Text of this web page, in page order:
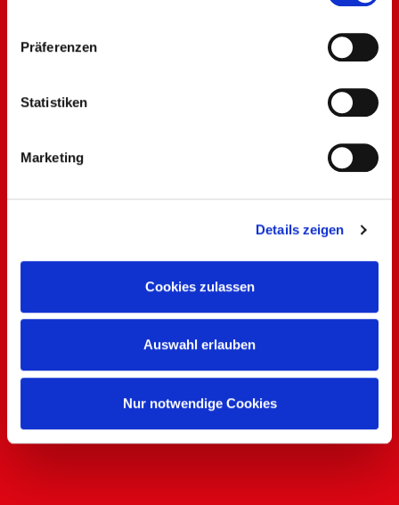
zu Ihrer Verwendung unserer Website an unsere Partner
Cookie-Richtlinie näher beschrieben sind. Unsere Partner
Verantwortung mit weiteren Daten zusammen, die Sie
anderweitig bereitgestellt haben oder durch die Partner
gesammelt werden. Der Umfang Ihrer Einwilligung richtet
sich nach Ihrer Auswahl der Kategorien des
Richtlinie
aufrufen. Sie können Ihre Einwilligung jederzeit
widerrufen, ohne dass hiervon die Zulässigkeit der
vorherigen Datenverarbeitung berührt wird.
Präferenzen
Statistiken
Marketing
Details zeigen
Cookies zulassen
Auswahl erlauben
Nur notwendige Cookies